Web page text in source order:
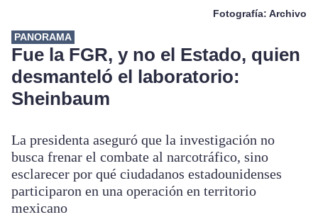
Fotografía: Archivo
PANORAMA
Fue la FGR, y no el Estado, quien
desmanteló el laboratorio:
Sheinbaum
La presidenta aseguró que la investigación no
busca frenar el combate al narcotráfico, sino
esclarecer por qué ciudadanos estadounidenses
participaron en una operación en territorio
mexicano